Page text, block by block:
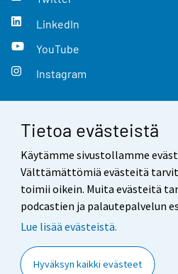
Tietoa evästeistä
Käytämme sivustollamme
Välttämättömiä evästeitä
toimii oikein. Muita evästeitä
podcastien ja palautepalvelun
Lue lisää evästeistä.
Hyväksyn kaikki evästeet
LinkedIn
YouTube
Instagram
Yhteystiedot
Palaute
Käyttöehdot
Saavutettavuus